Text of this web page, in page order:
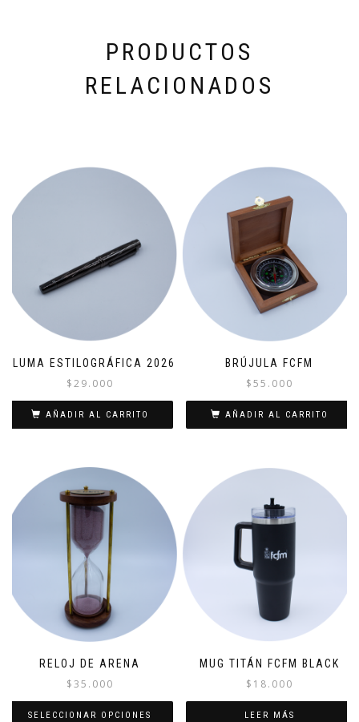
PRODUCTOS
RELACIONADOS
PLUMA ESTILOGRÁFICA 2026
$29.000
AÑADIR AL CARRITO
BRÚJULA FCFM
$55.000
AÑADIR AL CARRITO
RELOJ DE ARENA
$35.000
SELECCIONAR OPCIONES
MUG TITÁN FCFM BLACK
$ 18.000
LEER MÁS